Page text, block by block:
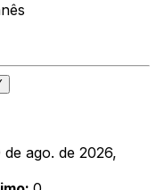
ago. de 2026,